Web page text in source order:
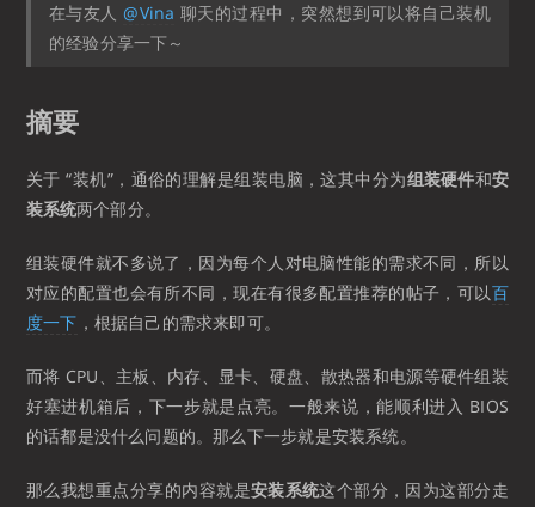
在与友人@Vina 聊天的过程中，突然想到可以将自己装机
的经验分享一下～
摘要
关于 “装机”，通俗的理解是组装电脑，这其中分为组装硬件和安
装系统两个部分。
组装硬件就不多说了，因为每个人对电脑性能的需求不同，所以
对应的配置也会有所不同，现在有很多配置推荐的帖子，可以百
度一下 ，根据自己的需求来即可。
而将 CPU、主板、内存、显卡、硬盘、散热器和电源等硬件组装
好塞进机箱后，下一步就是点亮。一般来说，能顺利进入 BIOS
的话都是没什么问题的。那么下一步就是安装系统。
那么我想重点分享的内容就是安装系统这个部分，因为这部分走